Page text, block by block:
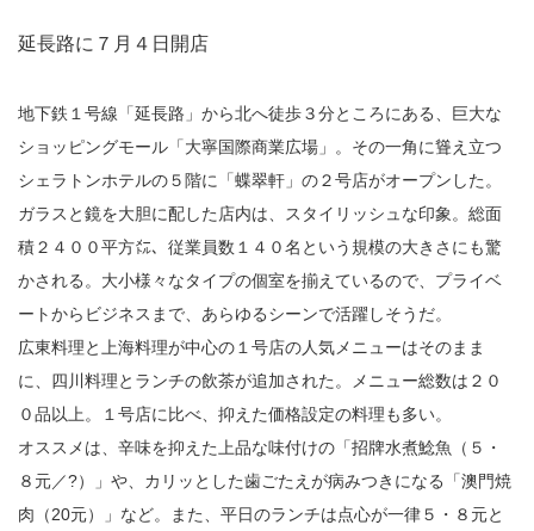
延長路に７月４日開店
地下鉄１号線「延長路」から北へ徒歩３分ところにある、巨大な
ショッピングモール「大寧国際商業広場」。その一角に聳え立つ
シェラトンホテルの５階に「蝶翠軒」の２号店がオープンした。
ガラスと鏡を大胆に配した店内は、スタイリッシュな印象。総面
積２４００平方㍍、従業員数１４０名という規模の大きさにも驚
かされる。大小様々なタイプの個室を揃えているので、プライベ
ートからビジネスまで、あらゆるシーンで活躍しそうだ。
広東料理と上海料理が中心の１号店の人気メニューはそのまま
に、四川料理とランチの飲茶が追加された。メニュー総数は２０
０品以上。１号店に比べ、抑えた価格設定の料理も多い。
オススメは、辛味を抑えた上品な味付けの「招牌水煮鯰魚（５・
８元／?）」や、カリッとした歯ごたえが病みつきになる「澳門焼
肉（20元）」など。また、平日のランチは点心が一律５・８元と